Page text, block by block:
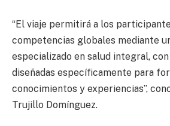
“El viaje permitirá a los
competencias globales mediante
especializado en salud integral,
diseñadas específicamente para
conocimientos y experiencias”,
Trujillo Domínguez.